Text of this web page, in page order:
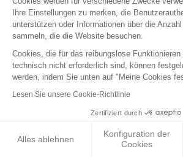
teilnehmen. Um Ihre
besonderen
berücksichtigen und
erforderlichen
schaffen, bitten wir,
bereits bei der
Kontaktaufnahme mit
Schulungszentrum
anzugeben.
Ihre Einstellungen zu merken, die
unterstützen oder Informationen über die
sammeln, die die Website besuchen.
Cookies, die für das reibungslose
technisch nicht erforderlich sind, können
werden, indem Sie unten auf "Meine Cookies
Lesen Sie unsere Cookie-Richtlinie
Zertifiziert durch
Alles ablehnen
Konfiguration der
Cookies